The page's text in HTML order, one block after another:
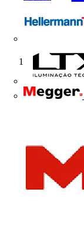
Início